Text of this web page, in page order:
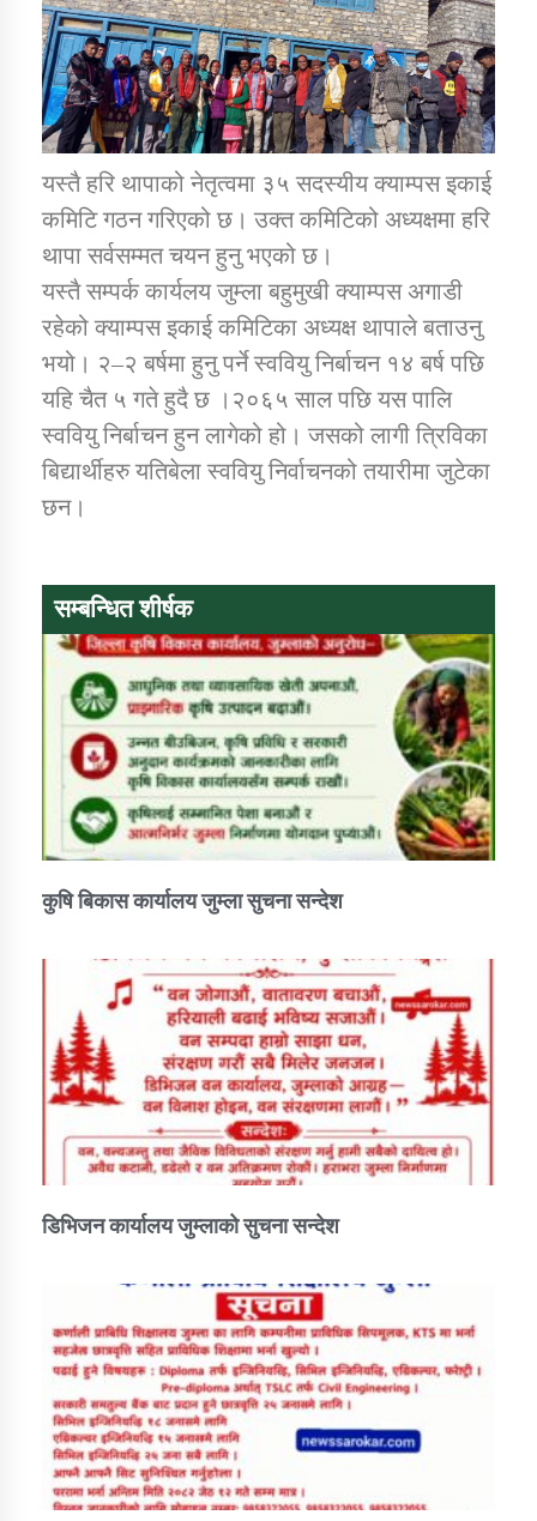
सामाजिक बिकास कार्यालय जुम्लाकाे सुचना
कार्यक्रम कार्यान्वयन एकाई जुम्लाको सुचना
तातोपानी गाउँपालिकाको न्यायिक समिति सम्बन्धी सन्देश
तातोपानी गाउँपालिका जुम्लाको महिला तथा लैङ्गिक हिंसा
तातोपानी गाउँपालिका जुम्लाको बालविवाह सन्देश
तातोपानी गाउँपालिका जुम्लाको सूचना
तातोपानी गाउँपालिका जुम्लाको सूचना
यस्तै हरि थापाको नेतृत्वमा ३५ सदस्यीय क्याम्पस इकाई
कमिटि गठन गरिएको छ। उक्त कमिटिको अध्यक्षमा हरि
थापा सर्वसम्मत चयन हुनु भएको छ।
यस्तै सम्पर्क कार्यलय जुम्ला बहुमुखी क्याम्पस अगाडी
रहेको क्याम्पस इकाई कमिटिका अध्यक्ष थापाले बताउनु
भयो। २–२ बर्षमा हुनु पर्ने स्ववियु निर्बाचन १४ बर्ष पछि
यहि चैत ५ गते हुदै छ ।२०६५ साल पछि यस पालि
स्ववियु निर्बाचन हुन लागेको हो। जसको लागी त्रिविका
बिद्यार्थीहरु यतिबेला स्ववियु निर्वाचनको तयारीमा जुटेका
छन।
सम्बन्धित शीर्षक
कुषि बिकास कार्यालय जुम्ला सुचना सन्देश
डिभिजन कार्यालय जुम्लाको सुचना सन्देश